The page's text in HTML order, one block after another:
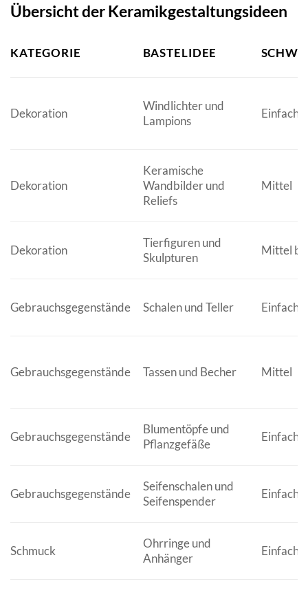
Übersicht der Keramikgestaltungsideen
KATEGORIE BASTELIDEE
Dekoration
Windlichter und
Lampions
Einfach
Dekoration
Keramische
Wandbilder und
Reliefs
Mittel
Dekoration
Tierfiguren und
Skulpturen
Mittel
Gebrauchsgegenstände Schalen und Teller Einfach
Gebrauchsgegenstände Tassen und Becher Mittel
Gebrauchsgegenstände
Blumentöpfe und
Pflanzgefäße
Einfach
Gebrauchsgegenstände
Seifenschalen und
Seifenspender
Einfach
Schmuck
Ohrringe und
Anhänger
Einfach